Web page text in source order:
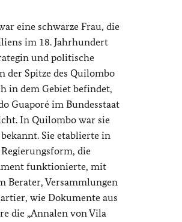
eine schwarze Frau, die
im 18. Jahrhundert
und politische
der Spitze des Quilombo
in dem Gebiet befindet,
Guaporé im Bundesstaat
In Quilombo war sie
bekannt. Sie etablierte in
die
funktionierte, mit
Berater, Versammlungen
wie Dokumente aus
die „Annalen von Vila